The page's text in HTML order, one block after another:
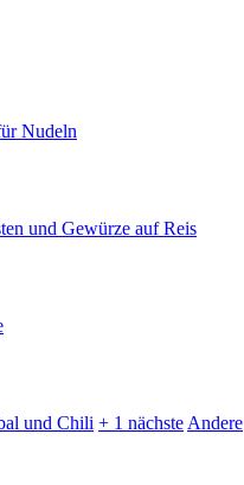
Nudeln
und Gewürze auf Reis
und Chili + 1 nächste Andere